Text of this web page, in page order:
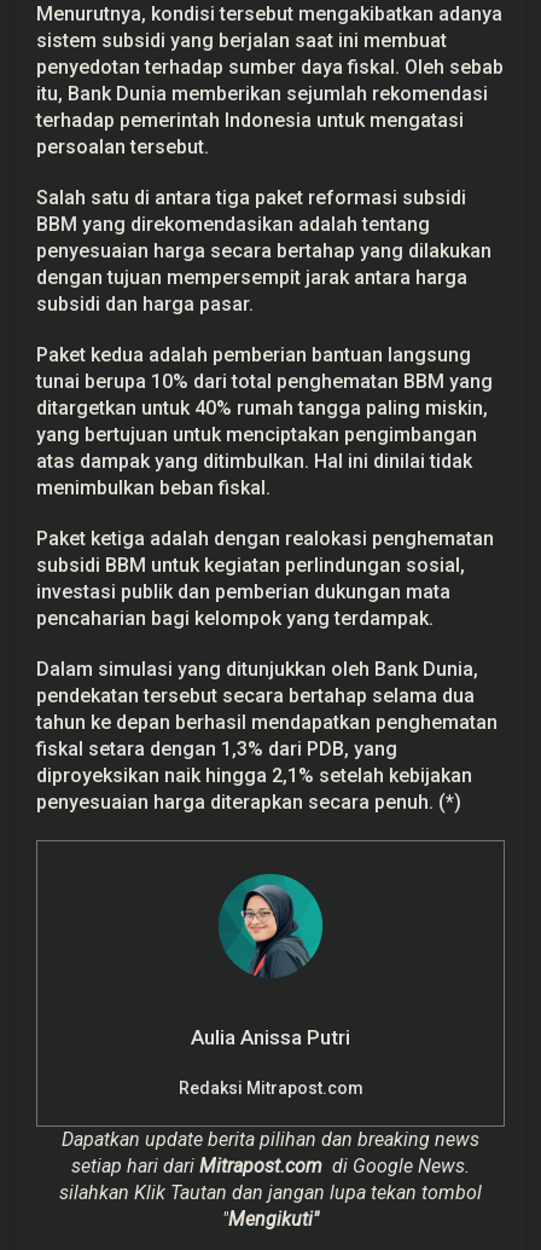
Menurutnya, kondisi tersebut mengakibatkan adanya
sistem subsidi yang berjalan saat ini membuat
penyedotan terhadap sumber daya fiskal. Oleh sebab
itu, Bank Dunia memberikan sejumlah rekomendasi
terhadap pemerintah Indonesia untuk mengatasi
persoalan tersebut.
Salah satu di antara tiga paket reformasi subsidi
BBM yang direkomendasikan adalah tentang
penyesuaian harga secara bertahap yang dilakukan
dengan tujuan mempersempit jarak antara harga
subsidi dan harga pasar.
Paket kedua adalah pemberian bantuan langsung
tunai berupa 10% dari total penghematan BBM yang
ditargetkan untuk 40% rumah tangga paling miskin,
yang bertujuan untuk menciptakan pengimbangan
atas dampak yang ditimbulkan. Hal ini dinilai tidak
menimbulkan beban fiskal.
Paket ketiga adalah dengan realokasi penghematan
subsidi BBM untuk kegiatan perlindungan sosial,
investasi publik dan pemberian dukungan mata
pencaharian bagi kelompok yang terdampak.
Dalam simulasi yang ditunjukkan oleh Bank Dunia,
pendekatan tersebut secara bertahap selama dua
tahun ke depan berhasil mendapatkan penghematan
fiskal setara dengan 1,3% dari PDB, yang
diproyeksikan naik hingga 2,1% setelah kebijakan
penyesuaian harga diterapkan secara penuh. (*)
Aulia Anissa Putri
Redaksi Mitrapost.com
Dapatkan update berita pilihan dan breaking news
setiap hari dari Mitrapost.com di Google News.
silahkan Klik Tautan dan jangan lupa tekan tombol
"Mengikuti"